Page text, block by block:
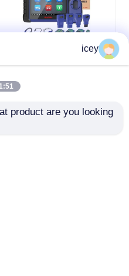
IM508S المحمول
لبرمجة مفاتيح السيارات
icey
AM
product are you looking